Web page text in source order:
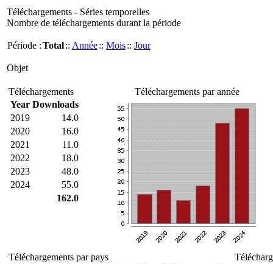
Téléchargements - Séries temporelles
Nombre de téléchargements durant la période
Période :Total:: Année:: Mois:: Jour
Objet
Téléchargements
Year Downloads
2019
14.0
2020
16.0
2021
11.0
2022
18.0
2023
48.0
2024
55.0
162.0
Téléchargements par année
Téléchargements par pays